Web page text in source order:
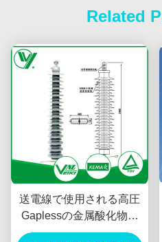
Related
送電線で使用される高圧
Gaplessの金属酸化物の
サージのダイバーター